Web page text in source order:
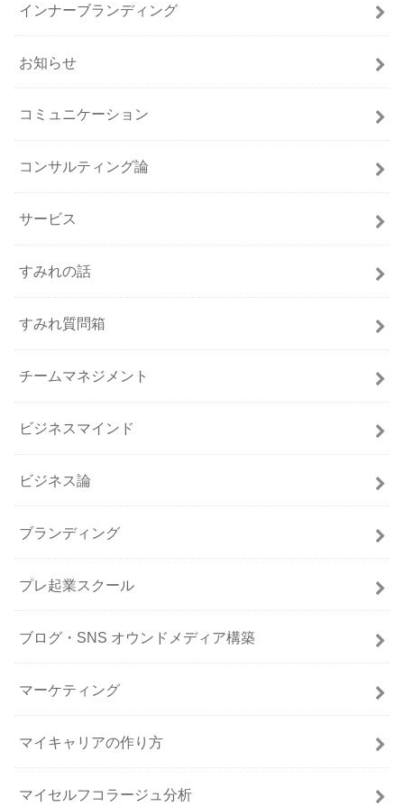
インナーブランディング
お知らせ
コミュニケーション
コンサルティング論
サービス
すみれの話
すみれ質問箱
チームマネジメント
ビジネスマインド
ビジネス論
ブランディング
プレ起業スクール
ブログ・SNS オウンドメディア構築
マーケティング
マイキャリアの作り方
マイセルフコラージュ分析